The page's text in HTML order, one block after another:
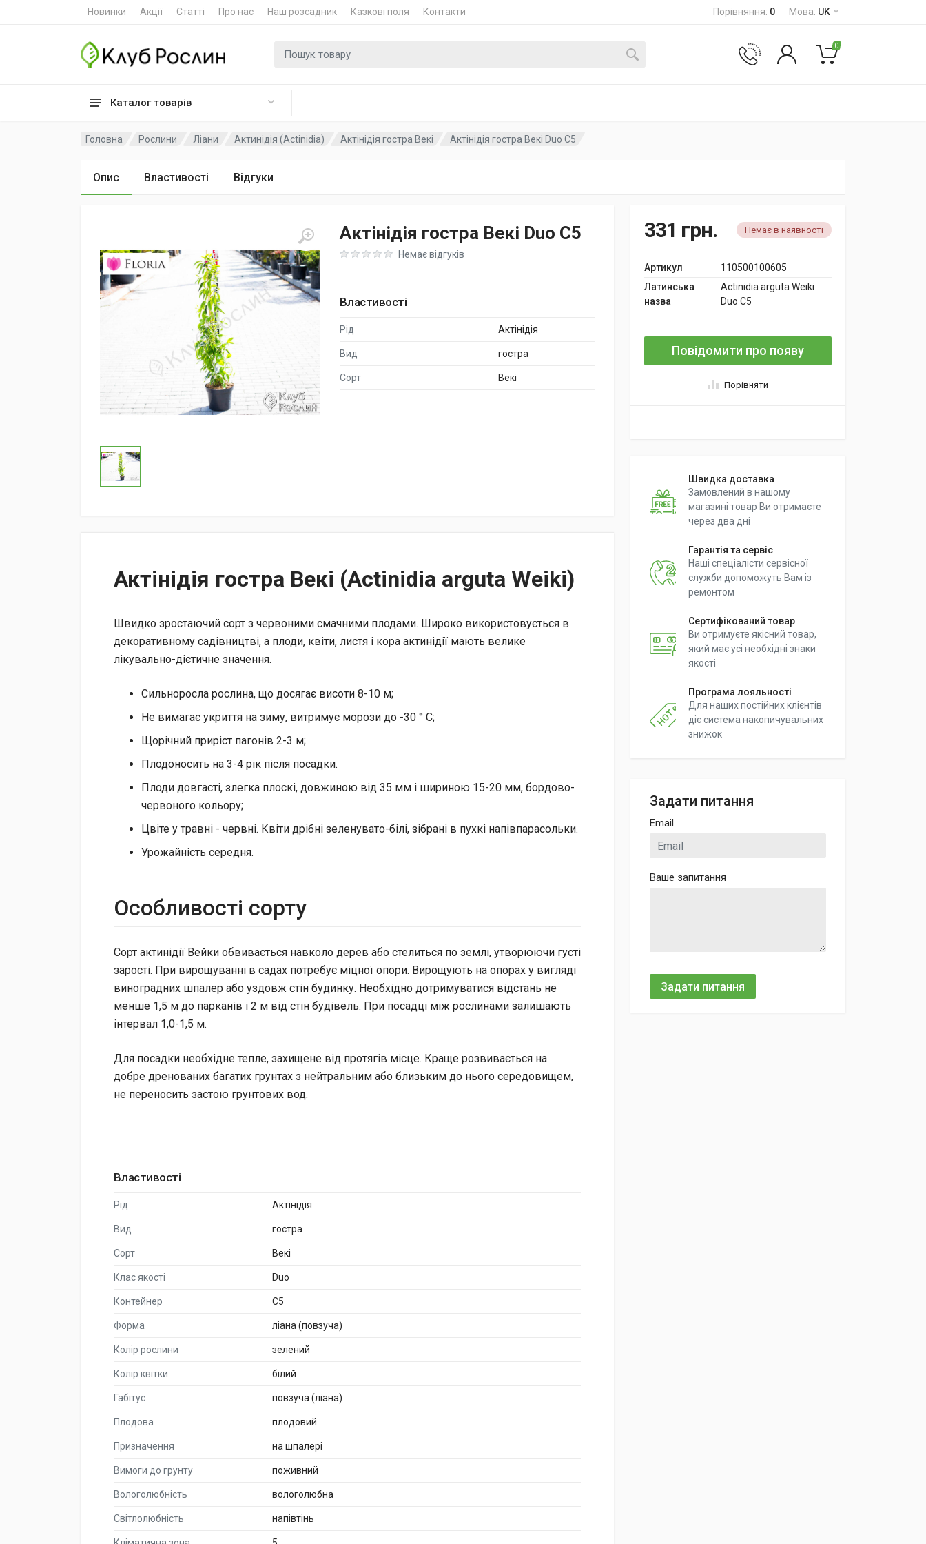
Новинки Акції Статті Про нас Наш розсадник Казкові поля Контакти Порівняння: 0 Мова: UK
Каталог товарів
Пошук для 0
Головна Рослини Ліани Актинідія (Actinidia) Актінідія гостра Векі Актінідія гостра Векі Duo C5
Опис Властивості Відгуки
Актінідія гостра Векі Duo C5
Rating: 0 out of 5Немає відгуків
Властивості
Рід Актінідія
Вид гостра
Сорт Векі
331 грн. Немає в наявності
Артикул
110500100605
Латинська
назва
Actinidia arguta Weiki
Duo C5
Повідомити про появу
Порівняти
Швидка доставка
Замовлений в нашому
магазині товар Ви отримаєте
через два дні
Гарантія та сервіс
Наші спеціалісти сервісної
служби допоможуть Вам із
ремонтом
Сертифікований товар
Ви отримуєте якісний товар,
який має усі необхідні знаки
якості
Програма лояльності
Для наших постійних клієнтів
діє система накопичувальних
знижок
Задати питання
Email
Ваше запитання
Задати питання
Актінідія гостра Векі (Actinidia arguta Weiki)
Швидко зростаючий сорт з червоними смачними плодами. Широко використовується в
декоративному садівництві, а плоди, квіти, листя і кора актинідії мають велике
лікувально-дієтичне значення.
Сильноросла рослина, що досягає висоти 8-10 м;
Не вимагає укриття на зиму, витримує морози до -30 ° C;
Щорічний приріст пагонів 2-3 м;
Плодоносить на 3-4 рік після посадки.
Плоди довгасті, злегка плоскі, довжиною від 35 мм і шириною 15-20 мм, бордово-
червоного кольору;
Цвіте у травні - червні. Квіти дрібні зеленувато-білі, зібрані в пухкі напівпарасольки.
Урожайність середня.
Особливості сорту
Сорт актинідії Вейки обвивається навколо дерев або стелиться по землі, утворюючи густі
зарості. При вирощуванні в садах потребує міцної опори. Вирощують на опорах у вигляді
виноградних шпалер або уздовж стін будинку. Необхідно дотримуватися відстань не
менше 1,5 м до парканів і 2 м від стін будівель. При посадці між рослинами залишають
інтервал 1,0-1,5 м.
Для посадки необхідне тепле, захищене від протягів місце. Краще розвивається на
добре дренованих багатих грунтах з нейтральним або близьким до нього середовищем,
не переносить застою грунтових вод.
Властивості
Рід Актінідія
Вид гостра
Сорт Векі
Клас якості Duo
Контейнер C5
Форма ліана (повзуча)
Колір рослини зелений
Колір квітки білий
Габітус повзуча (ліана)
Плодова плодовий
Призначення на шпалері
Вимоги до грунту поживний
Вологолюбність вологолюбна
Світлолюбність напівтінь